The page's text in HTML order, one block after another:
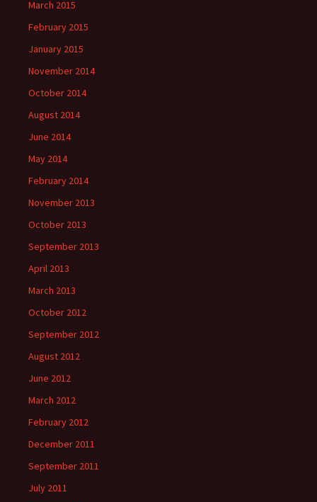
March 2015
February 2015
January 2015
November 2014
October 2014
August 2014
June 2014
May 2014
February 2014
November 2013
October 2013
September 2013
April 2013
March 2013
October 2012
September 2012
August 2012
June 2012
March 2012
February 2012
December 2011
September 2011
July 2011